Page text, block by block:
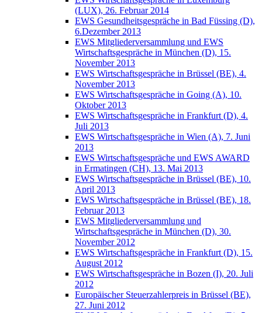
(LUX), 26. Februar 2014
EWS Gesundheitsgespräche in Bad Füssing (D),
6.Dezember 2013
EWS Mitgliederversammlung und EWS
Wirtschaftsgespräche in München (D), 15.
November 2013
EWS Wirtschaftsgespräche in Brüssel (BE), 4.
November 2013
EWS Wirtschaftsgespräche in Going (A), 10.
Oktober 2013
EWS Wirtschaftsgespräche in Frankfurt (D), 4.
Juli 2013
EWS Wirtschaftsgespräche in Wien (A), 7. Juni
2013
EWS Wirtschaftsgespräche und EWS AWARD
in Ermatingen (CH), 13. Mai 2013
EWS Wirtschaftsgespräche in Brüssel (BE), 10.
April 2013
EWS Wirtschaftsgespräche in Brüssel (BE), 18.
Februar 2013
EWS Mitgliederversammlung und
Wirtschaftsgespräche in München (D), 30.
November 2012
EWS Wirtschaftsgespräche in Frankfurt (D), 15.
August 2012
EWS Wirtschaftsgespräche in Bozen (I), 20. Juli
2012
Europäischer Steuerzahlerpreis in Brüssel (BE),
27. Juni 2012